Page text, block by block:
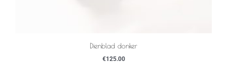
Dienblad donker
€125.00